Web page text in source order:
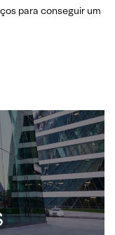
para conseguir um